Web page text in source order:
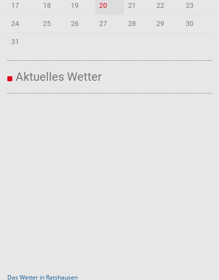
17 18 19 20 21 22 23
24 25 26 27 28 29 30
31
Aktuelles Wetter
Das Wetter in Ratshausen